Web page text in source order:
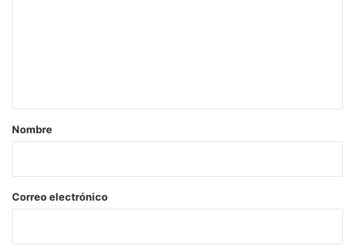
r
*
Nombre
Correo electrónico